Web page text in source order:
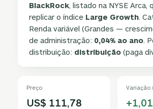
BlackRock, listado na NYSE Arca,
replicar o índice Large Growth.
Renda variável (Grandes —
de administração: 0,04% ao ano.
distribuição: distribuição (paga
Preço
US$ 111,78
Variação